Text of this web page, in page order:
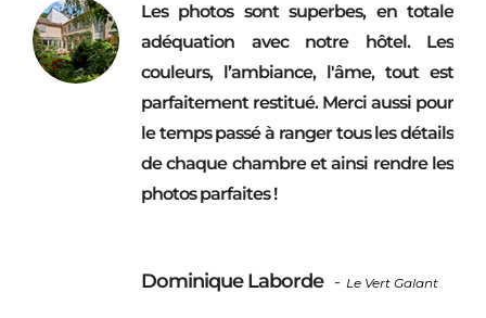
Les photos sont superbes, en totale
adéquation avec notre hôtel. Les
couleurs, l’ambiance, l'âme, tout est
parfaitement restitué. Merci aussi pour
le temps passé à ranger tous les détails
de chaque chambre et ainsi rendre les
photos parfaites !
Dominique Laborde - Le Vert Galant